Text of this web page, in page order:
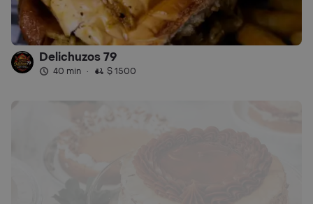
Delichuzos 79
40 min · $ 1500